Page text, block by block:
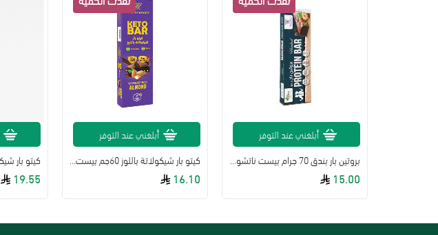
15.00
أبلغني عند التوفر
16.10
أبلغني عند التوفر
19.55